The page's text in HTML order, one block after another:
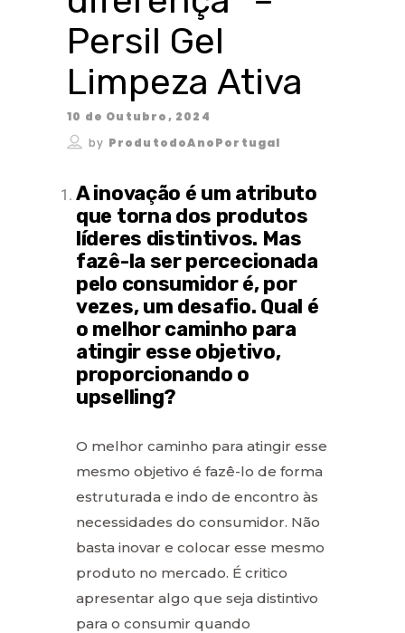
Persil Gel
Limpeza Ativa
10 de Outubro, 2024
by ProdutodoAnoPortugal
A inovação é um atributo
que torna dos produtos
líderes distintivos. Mas
fazê-la ser percecionada
pelo consumidor é, por
vezes, um desafio. Qual é
o melhor caminho para
atingir esse objetivo,
proporcionando o
upselling?
O melhor caminho para atingir esse
mesmo objetivo é fazê-lo de forma
estruturada e indo de encontro às
necessidades do consumidor. Não
basta inovar e colocar esse mesmo
produto no mercado. É critico
apresentar algo que seja distintivo
para o consumir quando